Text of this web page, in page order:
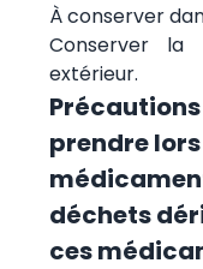
À conserver
Conserver la
extérieur.
prendre
déchets
ces